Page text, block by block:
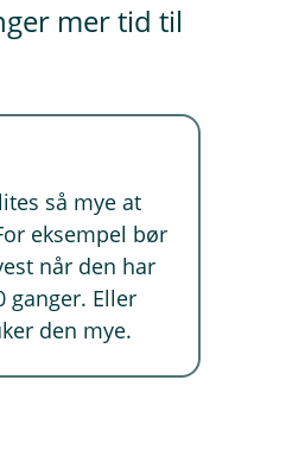
mer tid til
så mye at
eksempel bør
når den har
ganger. Eller
den mye.